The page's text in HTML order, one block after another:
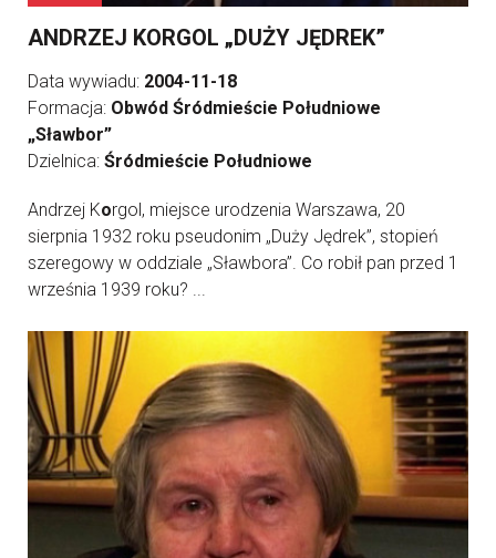
ANDRZEJ KORGOL „DUŻY JĘDREK”
Data wywiadu: 2004-11-18
Formacja: Obwód Śródmieście Południowe
„Sławbor”
Dzielnica: Śródmieście Południowe
Andrzej Korgol, miejsce urodzenia Warszawa, 20
sierpnia 1932 roku pseudonim „Duży Jędrek”, stopień
szeregowy w oddziale „Sławbora”. Co robił pan przed 1
września 1939 roku? ...